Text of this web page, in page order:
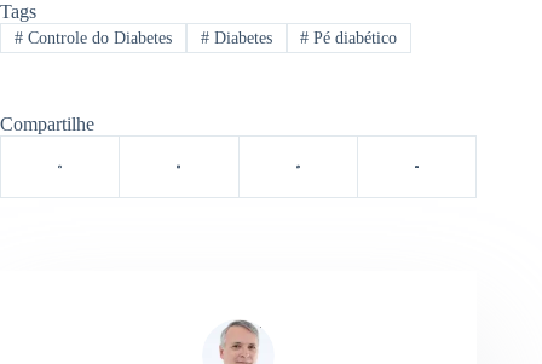
Tags
#Controle do Diabetes #Diabetes # Pé diabético
Compartilhe